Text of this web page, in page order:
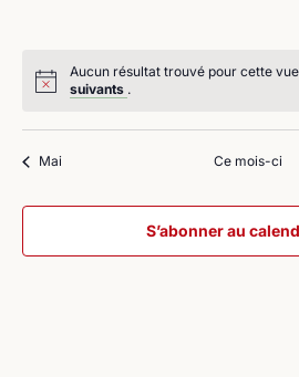
Aucun résultat trouvé pour cette
suivants .
Mai Ce mois-ci
S’abonner au